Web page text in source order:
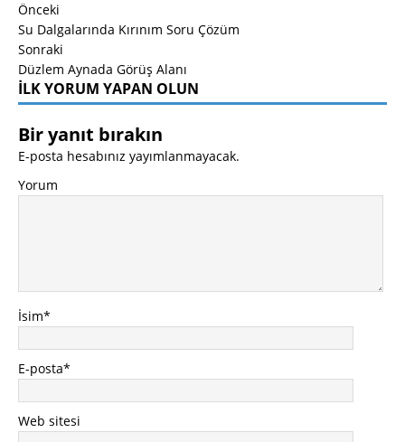
Önceki
Su Dalgalarında Kırınım Soru Çözüm
Sonraki
Düzlem Aynada Görüş Alanı
İLK YORUM YAPAN OLUN
Bir yanıt bırakın
E-posta hesabınız yayımlanmayacak.
Yorum
İsim*
E-posta*
Web sitesi